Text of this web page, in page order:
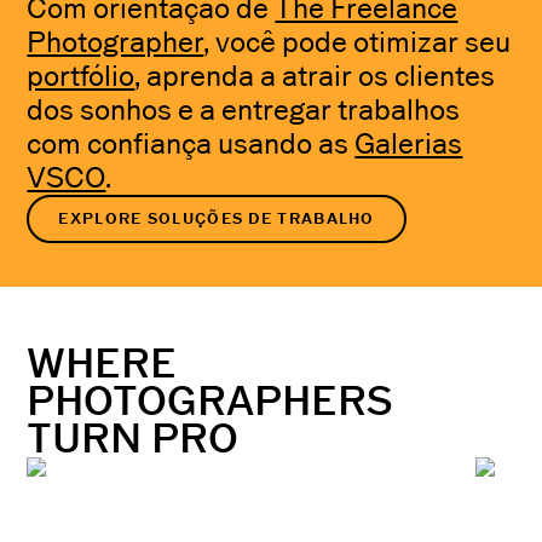
Com orientação de
The Freelance
Photographer, você pode otimizar seu
portfólio, aprenda a atrair os clientes
dos sonhos e a entregar trabalhos
com confiança usando as Galerias
VSCO.
EXPLORE SOLUÇÕES DE TRABALHO
WHERE
PHOTOGRAPHERS
TURN PRO